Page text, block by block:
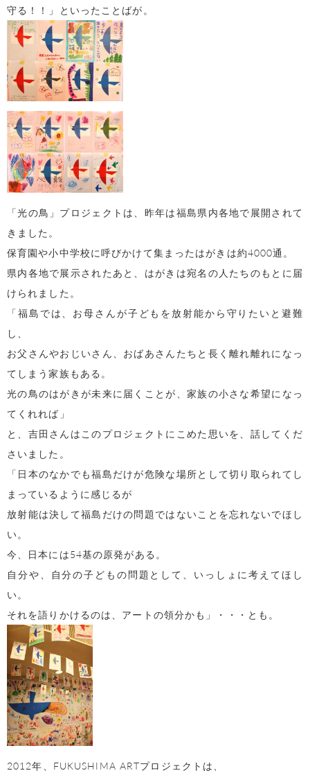
守る！！」といったことばが。
「光の鳥」プロジェクトは、昨年は福島県内各地で展開されて
きました。
保育園や小中学校に呼びかけて集まったはがきは約4000通。
県内各地で展示されたあと、はがきは宛名の人たちのもとに届
けられました。
「福島では、お母さんが子どもを放射能から守りたいと避難
し、
お父さんやおじいさん、おばあさんたちと長く離れ離れになっ
てしまう家族もある。
光の鳥のはがきが未来に届くことが、家族の小さな希望になっ
てくれれば」
と、吉田さんはこのプロジェクトにこめた思いを、話してくだ
さいました。
「日本のなかでも福島だけが危険な場所として切り取られてし
まっているように感じるが
放射能は決して福島だけの問題ではないことを忘れないでほし
い。
今、日本には54基の原発がある。
自分や、自分の子どもの問題として、いっしょに考えてほし
い。
それを語りかけるのは、アートの領分かも」・・・とも。
2012年、FUKUSHIMA ARTプロジェクトは、